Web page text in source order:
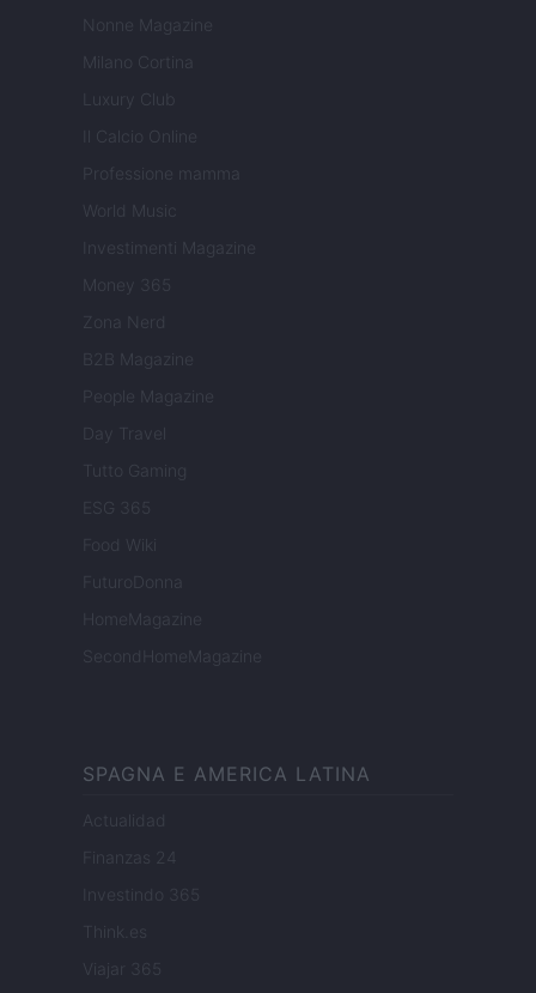
Nonne Magazine
Milano Cortina
Luxury Club
Il Calcio Online
Professione mamma
World Music
Investimenti Magazine
Money 365
Zona Nerd
B2B Magazine
People Magazine
Day Travel
Tutto Gaming
ESG 365
Food Wiki
FuturoDonna
HomeMagazine
SecondHomeMagazine
SPAGNA E AMERICA LATINA
Actualidad
Finanzas 24
Investindo 365
Think.es
Viajar 365